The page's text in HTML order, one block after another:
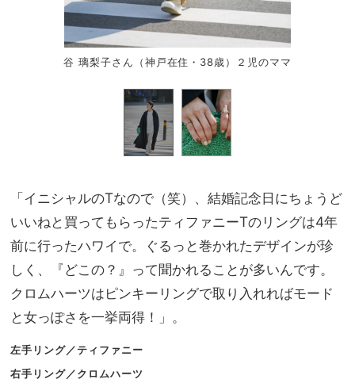
谷 璃梨子さん（神戸在住・38歳）２児のママ
「イニシャルのTなので（笑）、結婚記念日にちょうど
いいねと買ってもらったティファニーTのリングは4年
前に行ったハワイで。ぐるっと巻かれたデザインが珍
しく、『どこの？』って聞かれることが多いんです。
クロムハーツはピンキーリングで取り入れればモード
と女っぽさを一挙両得！」。
左手リング／ティファニー
右手リング／クロムハーツ